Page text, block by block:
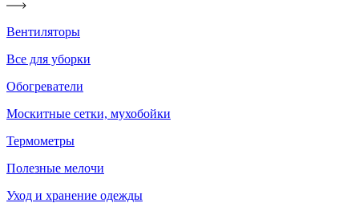
Вентиляторы
Все для уборки
Обогреватели
Москитные сетки, мухобойки
Термометры
Полезные мелочи
Уход и хранение одежды